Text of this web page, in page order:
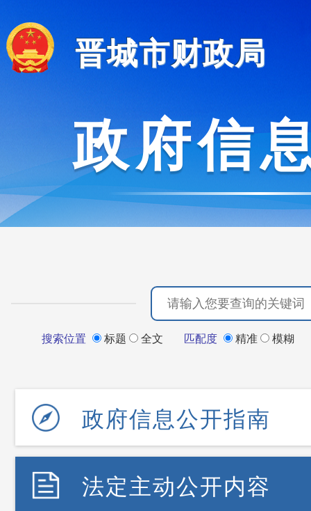
晋城市财政局
政府信
搜索位置 标题 全文 匹配度 精准 模糊
政府信息公开指南
法定主动公开内容